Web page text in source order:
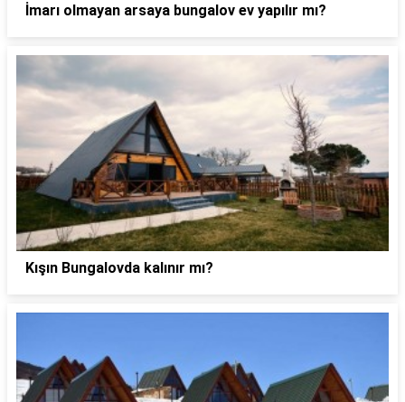
İmarı olmayan arsaya bungalov ev yapılır mı?
Kışın Bungalovda kalınır mı?